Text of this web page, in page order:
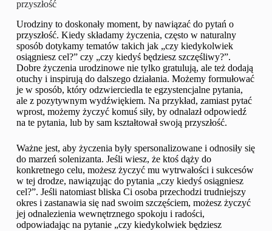
przyszłość
Urodziny to doskonały moment, by nawiązać do pytań o
przyszłość. Kiedy składamy życzenia, często w naturalny
sposób dotykamy tematów takich jak „czy kiedykolwiek
osiągniesz cel?” czy „czy kiedyś będziesz szczęśliwy?”.
Dobre życzenia urodzinowe nie tylko gratulują, ale też dodają
otuchy i inspirują do dalszego działania. Możemy formułować
je w sposób, który odzwierciedla te egzystencjalne pytania,
ale z pozytywnym wydźwiękiem. Na przykład, zamiast pytać
wprost, możemy życzyć komuś siły, by odnalazł odpowiedź
na te pytania, lub by sam kształtował swoją przyszłość.
Ważne jest, aby życzenia były spersonalizowane i odnosiły się
do marzeń solenizanta. Jeśli wiesz, że ktoś dąży do
konkretnego celu, możesz życzyć mu wytrwałości i sukcesów
w tej drodze, nawiązując do pytania „czy kiedyś osiągniesz
cel?”. Jeśli natomiast bliska Ci osoba przechodzi trudniejszy
okres i zastanawia się nad swoim szczęściem, możesz życzyć
jej odnalezienia wewnętrznego spokoju i radości,
odpowiadając na pytanie „czy kiedykolwiek będziesz